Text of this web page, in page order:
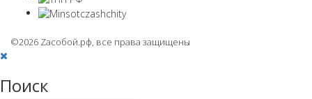
©2026 Zaсобой.рф, все права защищены
Поиск